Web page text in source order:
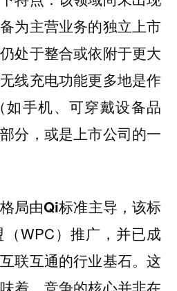
为主营业务的独立上市
处于整合或依附于更大
线充电功能更多地是作
如手机、可穿戴设备品
分，或是上市公司的一
局由Qi标准主导 ，该标
WPC）推广，并已成
联互通的行业基石。这
着，竞争的核心并非在